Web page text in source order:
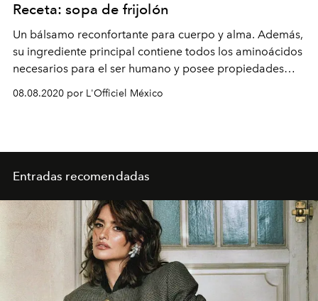
Receta: sopa de frijolón
Un bálsamo reconfortante para cuerpo y alma. Además,
su ingrediente principal contiene todos los aminoácidos
necesarios para el ser humano y posee propiedades
08.08.2020 por L'Officiel México
Entradas recomendadas